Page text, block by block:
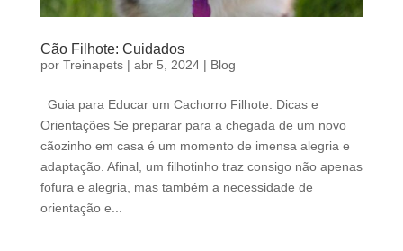
Cão Filhote: Cuidados
por Treinapets| abr 5, 2024| Blog
Guia para Educar um Cachorro Filhote: Dicas e
Orientações Se preparar para a chegada de um novo
cãozinho em casa é um momento de imensa alegria e
adaptação. Afinal, um filhotinho traz consigo não apenas
fofura e alegria, mas também a necessidade de
orientação e...